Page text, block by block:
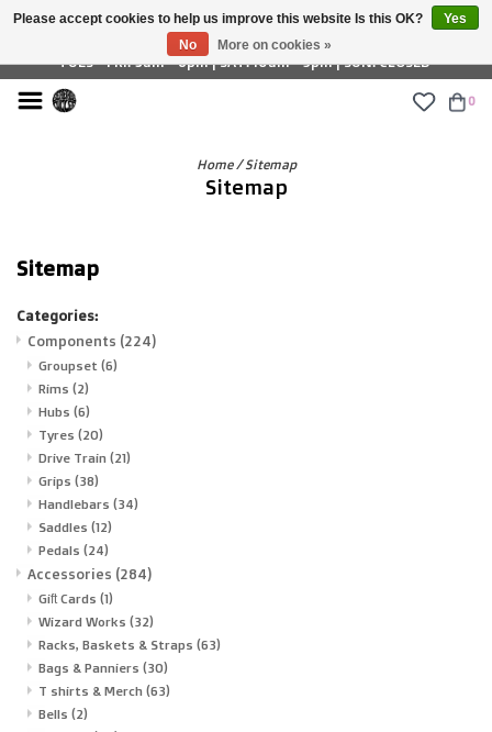
£ GBP
TUES - FRI: 9am - 6pm | SAT: 10am - 5pm | SUN: CLOSED
0
Home/Sitemap
Sitemap
Sitemap
Categories:
Components (224)
Groupset (6)
Rims (2)
Hubs (6)
Tyres (20)
Drive Train (21)
Grips (38)
Handlebars (34)
Saddles (12)
Pedals (24)
Accessories (284)
Gift Cards (1)
Wizard Works (32)
Racks, Baskets & Straps (63)
Bags & Panniers (30)
T shirts & Merch (63)
Bells (2)
Please accept cookies to help us improve this website Is this OK?
Yes
No
More on cookies »